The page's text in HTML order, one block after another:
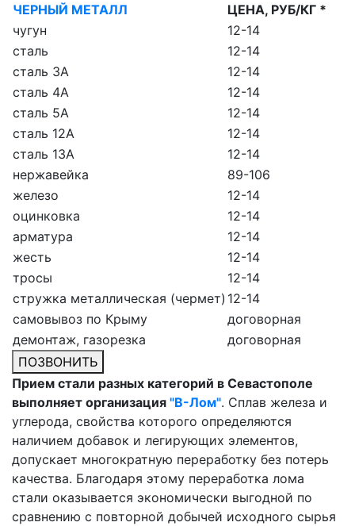
ЧЕРНЫЙ МЕТАЛЛ
ЦЕНА, РУБ/КГ *
чугун
12-14
сталь
12-14
сталь 3А
12-14
сталь 4А
12-14
сталь 5А
12-14
сталь 12А
12-14
сталь 13А
12-14
нержавейка
89-106
железо
12-14
оцинковка
12-14
арматура
12-14
жесть
12-14
тросы
12-14
стружка металлическая (чермет) 12-14
самовывоз по Крыму
договорная
демонтаж, газорезка
договорная
ПОЗВОНИТЬ
Прием стали разных категорий в Севастополе
выполняет организация "В-Лом". Сплав железа и
углерода, свойства которого определяются
наличием добавок и легирующих элементов,
допускает многократную переработку без потерь
качества. Благодаря этому переработка лома
стали оказывается экономически выгодной по
сравнению с повторной добычей исходного сырья